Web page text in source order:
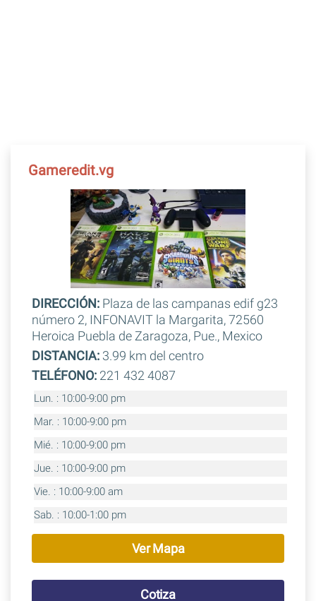
Gameredit.vg
DIRECCIÓN:Plaza de las campanas edif g23
número 2, INFONAVIT la Margarita, 72560
Heroica Puebla de Zaragoza, Pue., Mexico
DISTANCIA:3.99 km del centro
TELÉFONO:221 432 4087
Lun. : 10:00-9:00 pm
Mar. : 10:00-9:00 pm
Mié. : 10:00-9:00 pm
Jue. : 10:00-9:00 pm
Vie. : 10:00-9:00 am
Sab. : 10:00-1:00 pm
Ver Mapa
Cotiza